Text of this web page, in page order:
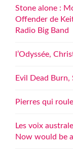
Stone alone :
Offender de
Radio Big Band
l’Odyssée,
Evil Dead
Pierres qui
Les voix
Now would be